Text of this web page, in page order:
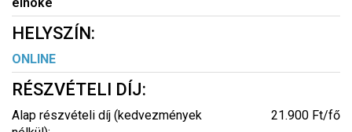
HELYSZÍN:
ONLINE
RÉSZVÉTELI DÍJ:
Alap részvételi díj (kedvezmények
21.900 Ft/fő